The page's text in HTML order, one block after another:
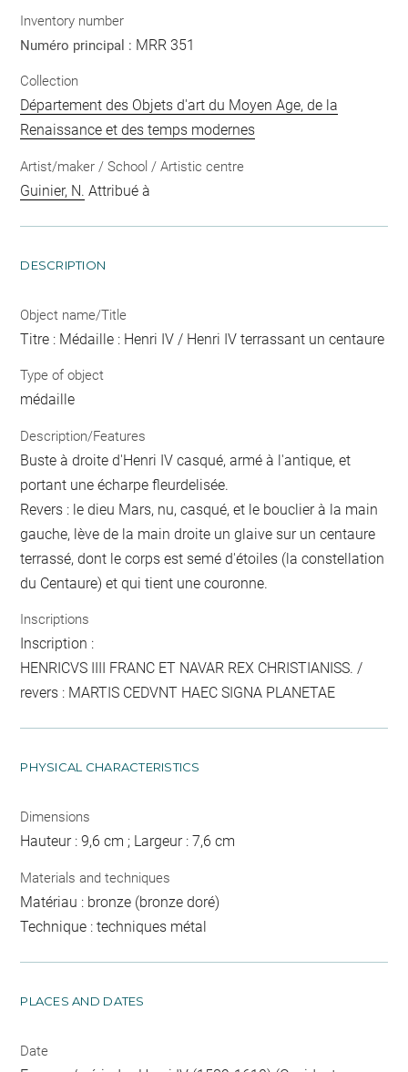
Inventory number
Numéro principal : MRR 351
Collection
Département des Objets d'art du Moyen Age, de la
Renaissance et des temps modernes
Artist/maker / School / Artistic centre
Guinier, N. Attribué à
DESCRIPTION
Object name/Title
Titre : Médaille : Henri IV / Henri IV terrassant un centaure
Type of object
médaille
Description/Features
Buste à droite d'Henri IV casqué, armé à l'antique, et
portant une écharpe fleurdelisée.
Revers : le dieu Mars, nu, casqué, et le bouclier à la main
gauche, lève de la main droite un glaive sur un centaure
terrassé, dont le corps est semé d'étoiles (la constellation
du Centaure) et qui tient une couronne.
Inscriptions
Inscription :
HENRICVS IIII FRANC ET NAVAR REX CHRISTIANISS. /
revers : MARTIS CEDVNT HAEC SIGNA PLANETAE
PHYSICAL CHARACTERISTICS
Dimensions
Hauteur : 9,6 cm ; Largeur : 7,6 cm
Materials and techniques
Matériau : bronze (bronze doré)
Technique : techniques métal
PLACES AND DATES
Date